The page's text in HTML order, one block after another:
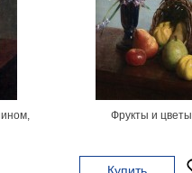
Фрукты и цветы